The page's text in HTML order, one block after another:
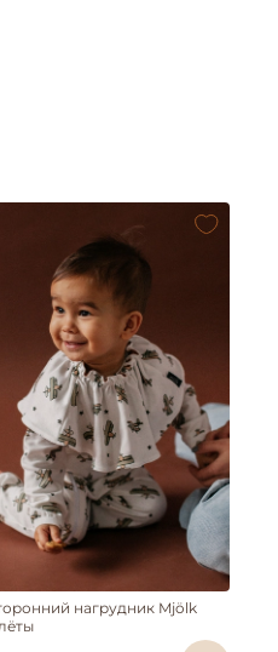
нагрудник Mjölk